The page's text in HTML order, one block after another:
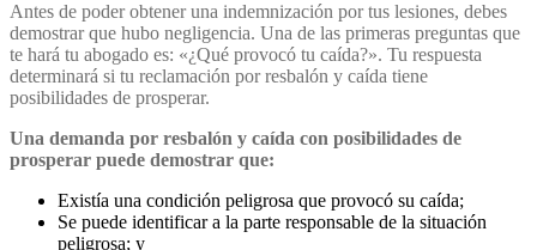
Antes de poder obtener una indemnización por tus lesiones, debes
demostrar que hubo negligencia. Una de las primeras preguntas que
te hará tu abogado es: «¿Qué provocó tu caída?». Tu respuesta
determinará si tu reclamación por resbalón y caída tiene
posibilidades de prosperar.
Una demanda por resbalón y caída con posibilidades de
prosperar puede demostrar que:
Existía una condición peligrosa que provocó su caída;
Se puede identificar a la parte responsable de la situación
peligrosa; y